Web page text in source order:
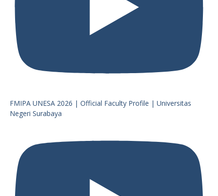
FMIPA UNESA 2026 | Official Faculty Profile | Universitas
Negeri Surabaya